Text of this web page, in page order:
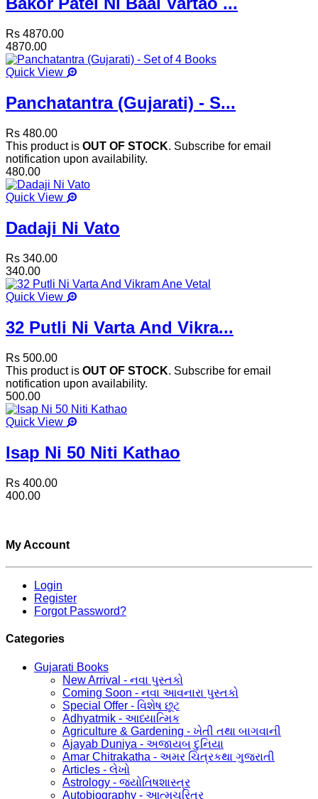
Rs 4870.00
4870.00
Quick View
Panchatantra (Gujarati) - S...
Rs 480.00
This product is OUT OF STOCK. Subscribe for email
notification upon availability.
480.00
Quick View
Dadaji Ni Vato
Rs 340.00
340.00
Quick View
32 Putli Ni Varta And Vikra...
Rs 500.00
This product is OUT OF STOCK. Subscribe for email
notification upon availability.
500.00
Quick View
Isap Ni 50 Niti Kathao
Rs 400.00
400.00
My Account
Login
Register
Forgot Password?
Categories
Gujarati Books
New Arrival - નવા પુસ્તકો
Coming Soon - નવા આવનારા પુસ્તકો
Special Offer - વિશેષ છૂટ
Adhyatmik - આધ્યાત્મિક
Agriculture & Gardening - ખેતી તથા બાગવાની
Ajayab Duniya - અજાયબ દુનિયા
Amar Chitrakatha - અમર ચિત્રકથા ગુજરાતી
Articles - લેખો
Astrology - જ્યોતિષશાસ્ત્ર
Autobiography - આત્મચરિત્ર